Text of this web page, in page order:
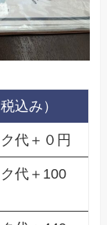
込み）
代＋０円
ク代＋100